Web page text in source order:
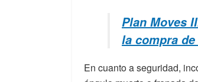
Plan Moves
la compra
En cuanto a seguridad,